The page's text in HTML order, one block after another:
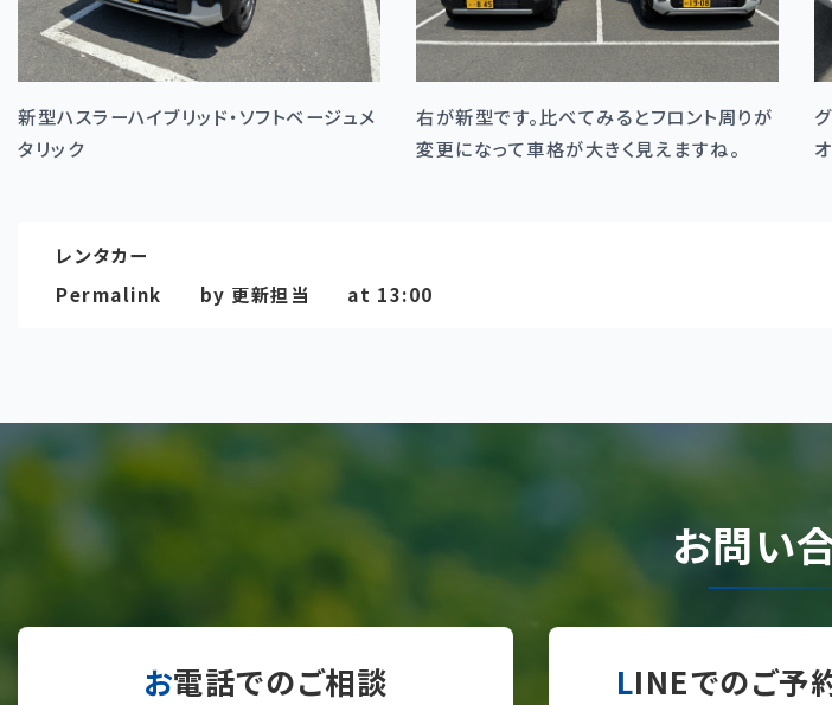
新型ハスラーハイブリッド・ソフトベージュメ
タリック
右が新型です。比べてみるとフロント周りが
変更になって車格が大きく見えますね。
レンタカー
Permalink
by 更新担当 at 13:00
お問い
お電話でのご相談 LINEでのご予